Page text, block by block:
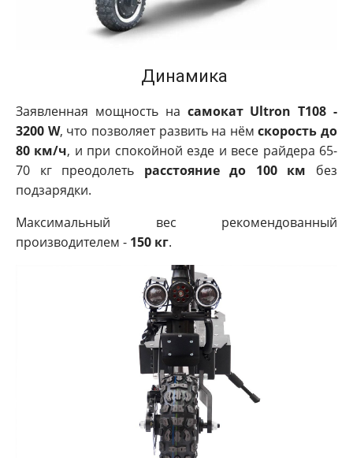
Динамика
Заявленная мощность на самокат Ultron T108 -
3200 W, что позволяет развить на нёмскорость до
80 км/ч, и при спокойной езде и весе райдера 65-
70 кг преодолеть расстояние до 100 км без
подзарядки.
Максимальный вес рекомендованный
производителем - 150 кг.